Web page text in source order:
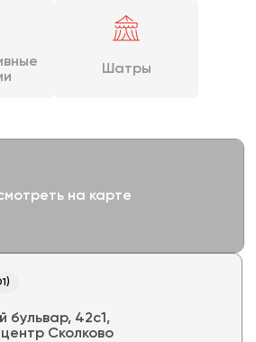
Шатры
на карте
бульвар, 42с1,
Сколково